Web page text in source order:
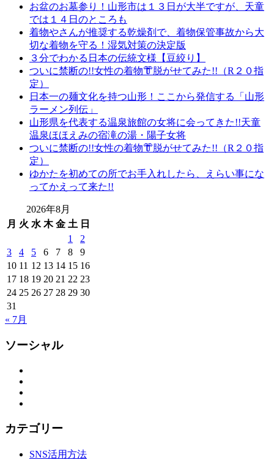
お盆のお墓参り！山形市は１３日が大半ですが、天童
では１４日のところも
着物やさんが推奨する乾燥剤で、着物保管事故から大
切な着物を守る！湿気対策の決定版
３分でわかる日本の伝統文様【豆絞り】
ついに禁断の!!女性の着物👘脱がせてみた!!（R２０指
定）
日本一の麺文化を持つ山形！ここから発信する「山形
ラーメン列伝」
山形県を代表する温泉旅館の女将に会ってきた!!天童
温泉ほほえみの宿滝の湯・陽子女将
ついに禁断の!!女性の着物👘脱がせてみた!!（R２０指
定）
ゆかたを初めての所でお手入れしたら、えらい事にな
ってかえって来た!!
2026年8月
月 火 水 木 金 土 日
1
2
3
4 5 6 7 8
9
10 11 12 13 14 15 16
17 18 19 20 21 22 23
24 25 26 27 28 29 30
31
« 7月
ソーシャル
カテゴリー
SNS活用方法